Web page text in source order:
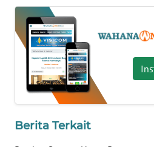
Berita Terkait
WN
JOGJA
WN
JATIM
WN
BALI